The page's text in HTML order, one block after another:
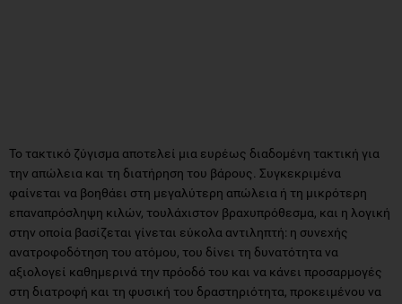
Το τακτικό ζύγισμα αποτελεί μια ευρέως διαδομένη τακτική για
την απώλεια και τη διατήρηση του βάρους. Συγκεκριμένα
φαίνεται να βοηθάει στη μεγαλύτερη απώλεια ή τη μικρότερη
επαναπρόσληψη κιλών, τουλάχιστον βραχυπρόθεσμα, και η λογική
στην οποία βασίζεται γίνεται εύκολα αντιληπτή: η συνεχής
ανατροφοδότηση του ατόμου, του δίνει τη δυνατότητα να
αξιολογεί καθημερινά την πρόοδό του και να κάνει προσαρμογές
στη διατροφή και τη φυσική του δραστηριότητα, προκειμένου να